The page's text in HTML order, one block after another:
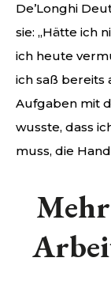
De’Longhi
sie: „Hätte ich
ich heute
ich saß bereits
Aufgaben mit
wusste, dass
muss, die